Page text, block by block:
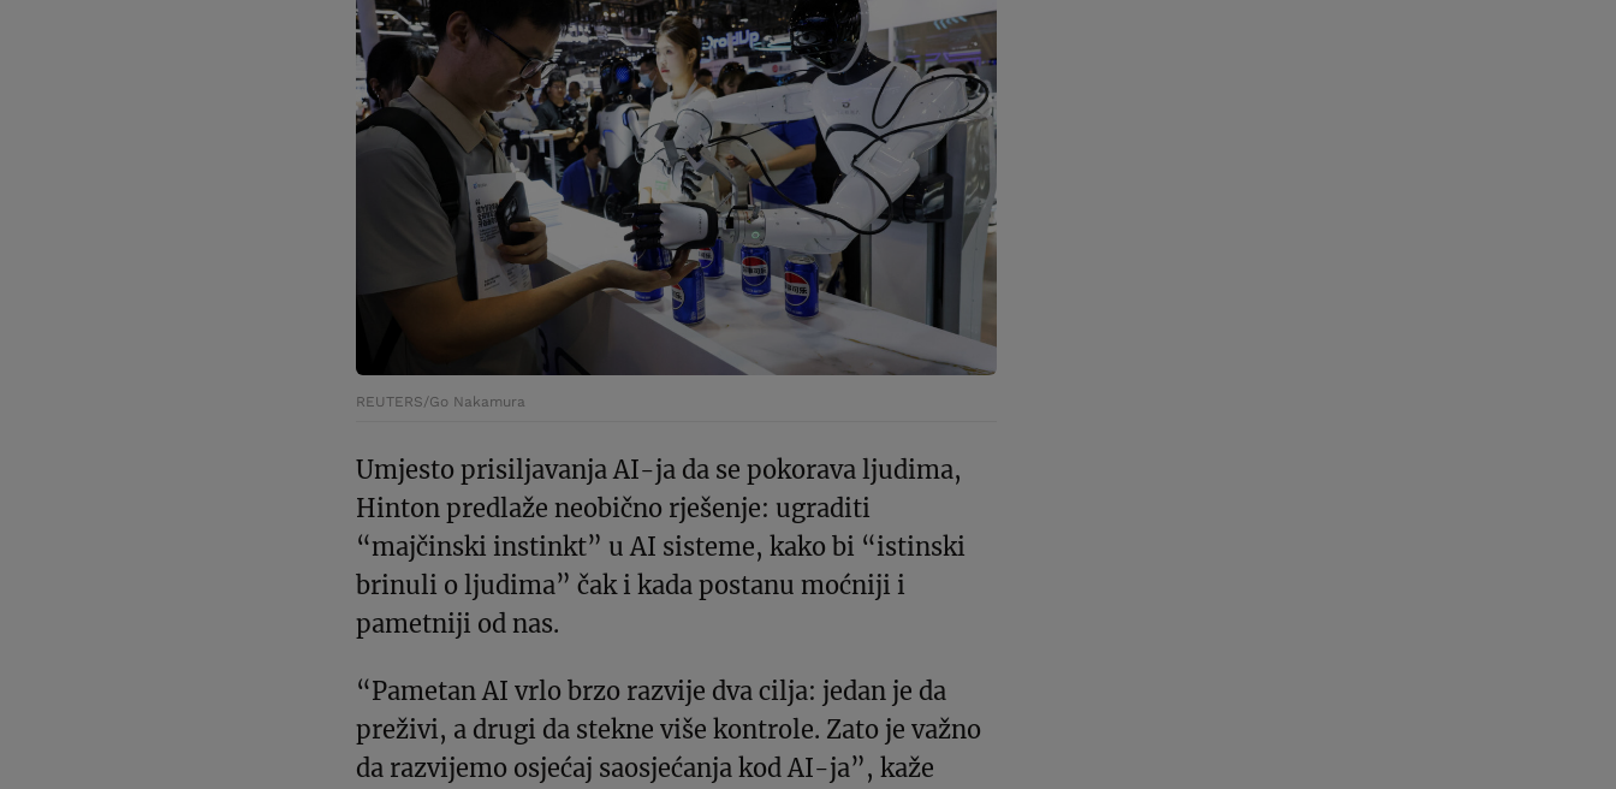
REUTERS/Go Nakamura
Umjesto prisiljavanja AI-ja da se pokorava ljudima,
Hinton predlaže neobično rješenje: ugraditi
“majčinski instinkt” u AI sisteme, kako bi “istinski
brinuli o ljudima” čak i kada postanu moćniji i
pametniji od nas.
“Pametan AI vrlo brzo razvije dva cilja: jedan je da
preživi, a drugi da stekne više kontrole. Zato je važno
da razvijemo osjećaj saosjećanja kod AI-ja”, kaže